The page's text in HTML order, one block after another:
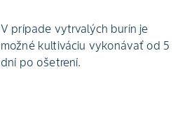
V prípade vytrvalých burín je
možné kultiváciu vykonávať od 5
dní po ošetrení.